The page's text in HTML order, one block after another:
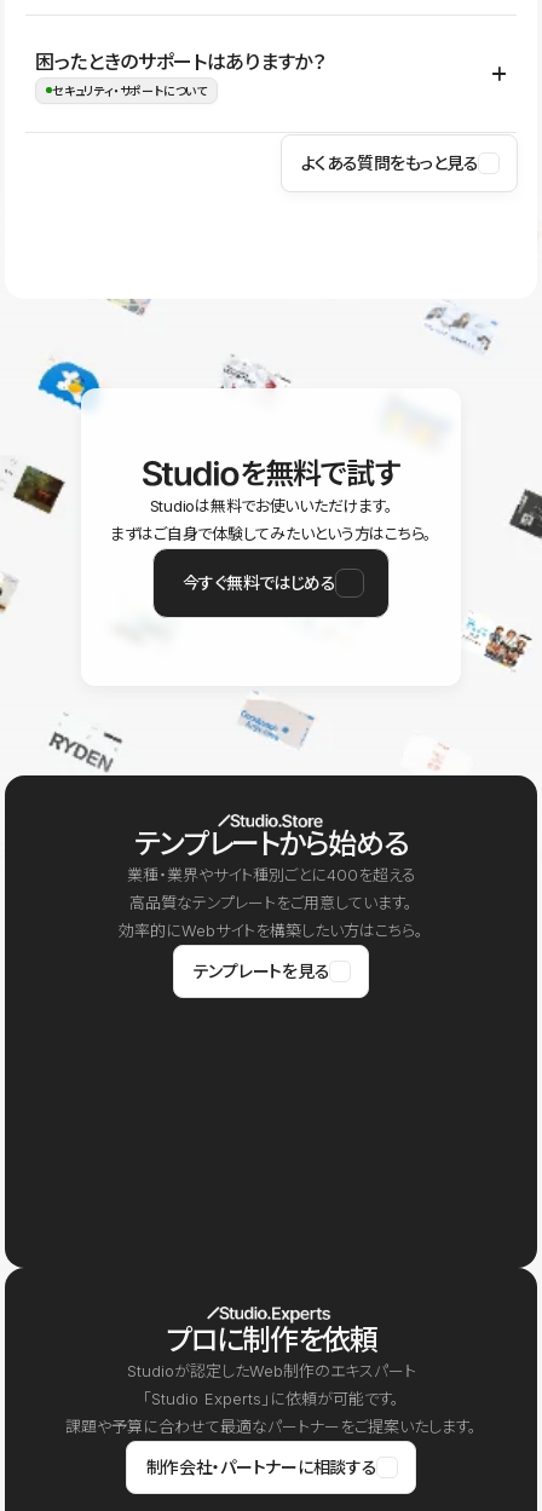
ながらレイアウトに影響を与えずに更新作業を進めやすくなりま
す。
Studioでは、公開サイトやサービスを安全に利用できるよう、通信
の暗号化、データ保護、アクセス管理、脆弱性対策など、複数の観
はSSL/TLSによる通信暗号化に対応しており、悪質なスクリプトの
困ったときのサポートはありますか？
セキュリティ・サポートについて
操作方法や機能については、ヘルプセンターでご確認いただけま
ユーザー同士で質問・相談できるコミュニティもご利用ください。
よくある質問をもっと見る
を無料で試す
Studioは無料でお使いいただけます。
まずはご自身で体験してみたいという方はこちら。
今すぐ無料ではじめる
テンプレートから始める
業種・業界やサイト種別ごとに400を超える
高品質なテンプレートをご用意しています。
効率的にWebサイトを構築したい方はこちら。
テンプレートを見る
プロに制作を依頼
Studioが認定したWeb制作のエキスパート
「Studio Experts」に依頼が可能です。
課題や予算に合わせて最適なパートナーをご提案いたします。
制作会社・パートナーに相談する